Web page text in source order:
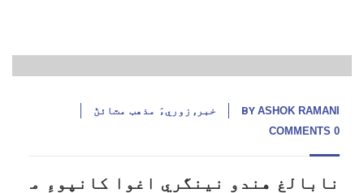
BY ASHOK RAMANI خبر , زوريءَ مذهب مٽائڻ
0 COMMENTS
نابالغ هندو نينگري اغوا کانپوءِ م